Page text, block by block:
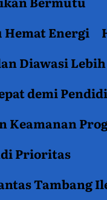
Energi
Diawasi
demi
Keamanan
Prioritas
Tambang